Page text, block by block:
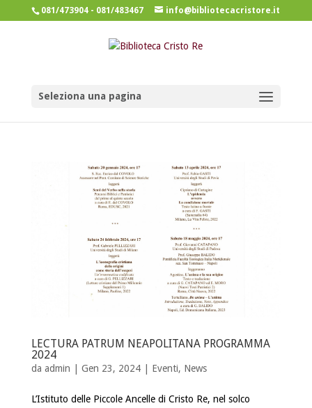
081/473904 - 081/483467 info@bibliotecacristore.it
Seleziona una pagina
LECTURA PATRUM NEAPOLITANA PROGRAMMA
2024
da admin | Gen 23, 2024 | Eventi, News
L’Istituto delle Piccole Ancelle di Cristo Re, nel solco